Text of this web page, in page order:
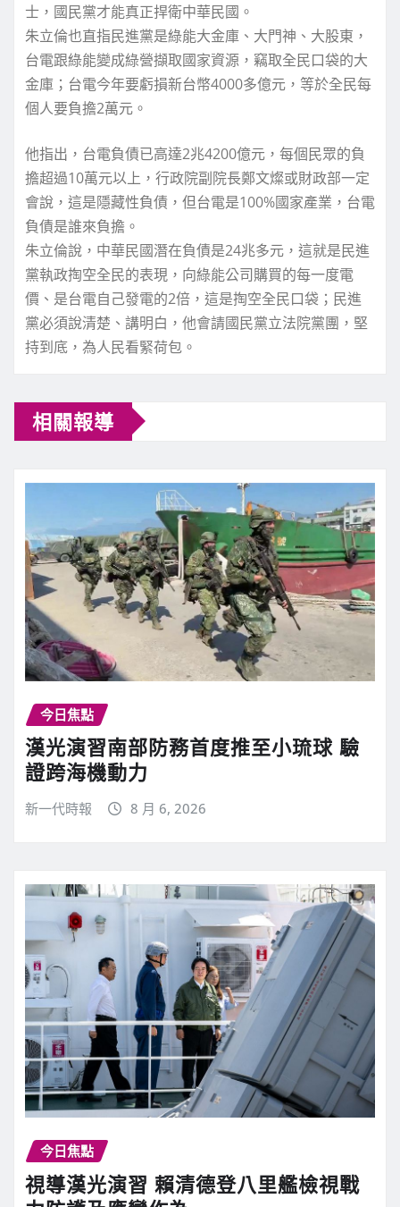
士，國民黨才能真正捍衛中華民國。
朱立倫也直指民進黨是綠能大金庫、大門神、大股東，
台電跟綠能變成綠營擷取國家資源，竊取全民口袋的大
金庫；台電今年要虧損新台幣4000多億元，等於全民每
個人要負擔2萬元。
他指出，台電負債已高達2兆4200億元，每個民眾的負
擔超過10萬元以上，行政院副院長鄭文燦或財政部一定
會說，這是隱藏性負債，但台電是100%國家產業，台電
負債是誰來負擔。
朱立倫說，中華民國潛在負債是24兆多元，這就是民進
黨執政掏空全民的表現，向綠能公司購買的每一度電
價、是台電自己發電的2倍，這是掏空全民口袋；民進
黨必須說清楚、講明白，他會請國民黨立法院黨團，堅
持到底，為人民看緊荷包。
相關報導
今日焦點
漢光演習南部防務首度推至小琉球 驗
證跨海機動力
新一代時報 8 月 6, 2026
今日焦點
視導漢光演習 賴清德登八里艦檢視戰